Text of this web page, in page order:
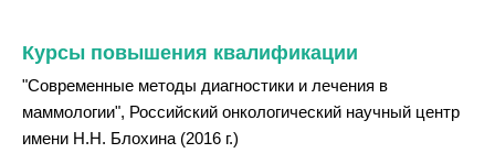
Курсы повышения квалификации
"Современные методы диагностики и лечения в
маммологии", Российский онкологический научный центр
имени Н.Н. Блохина (2016 г.)